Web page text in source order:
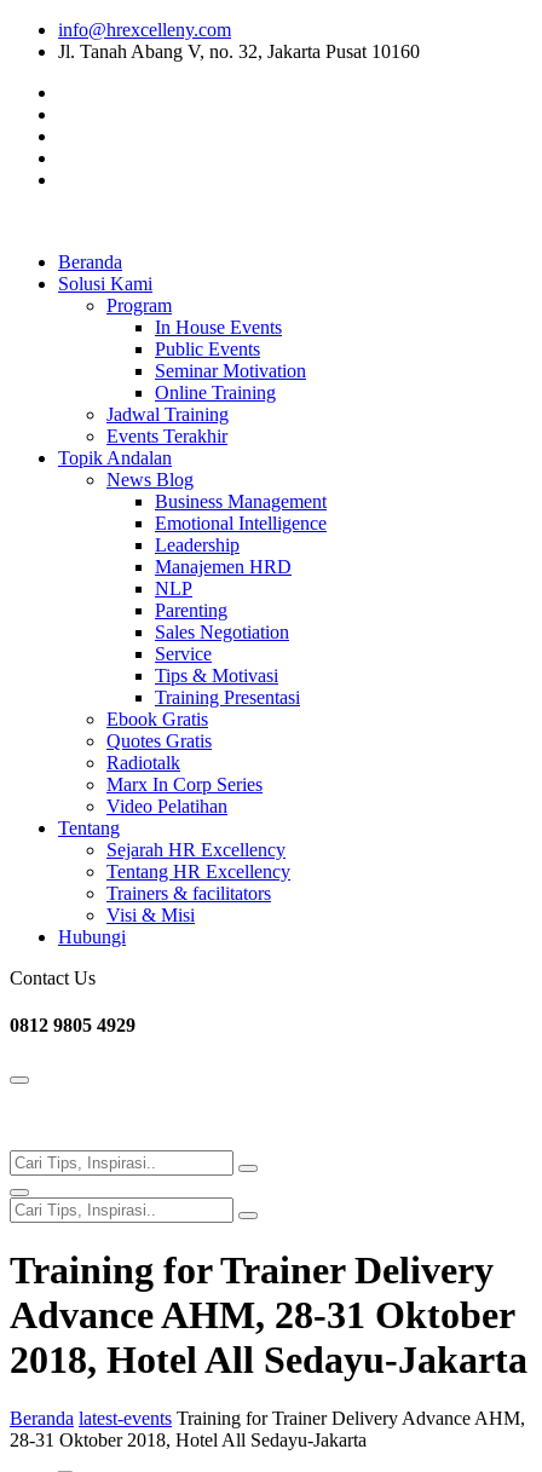
info@hrexcelleny.com
Jl. Tanah Abang V, no. 32, Jakarta Pusat 10160
Beranda
Solusi Kami
Program
In House Events
Public Events
Seminar Motivation
Online Training
Jadwal Training
Events Terakhir
Topik Andalan
News Blog
Business Management
Emotional Intelligence
Leadership
Manajemen HRD
NLP
Parenting
Sales Negotiation
Service
Tips & Motivasi
Training Presentasi
Ebook Gratis
Quotes Gratis
Radiotalk
Marx In Corp Series
Video Pelatihan
Tentang
Sejarah HR Excellency
Tentang HR Excellency
Trainers & facilitators
Visi & Misi
Hubungi
Contact Us
0812 9805 4929
Training for Trainer Delivery
Advance AHM, 28-31 Oktober
2018, Hotel All Sedayu-Jakarta
Beranda latest-events Training for Trainer Delivery Advance AHM,
28-31 Oktober 2018, Hotel All Sedayu-Jakarta